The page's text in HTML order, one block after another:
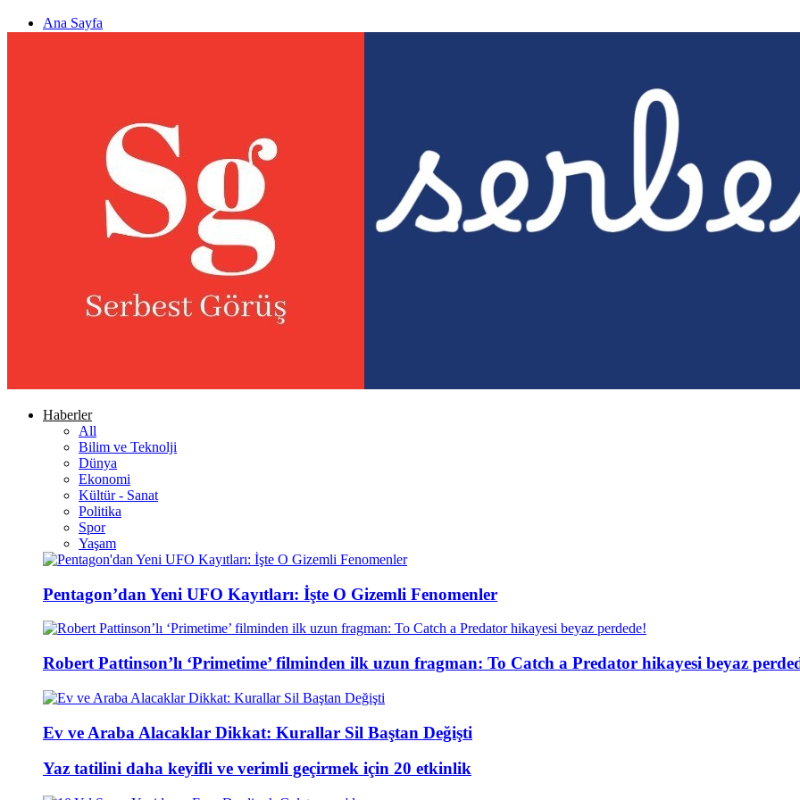
Ana Sayfa
Haberler
All
Bilim ve Teknolji
Dünya
Ekonomi
Kültür - Sanat
Politika
Spor
Yaşam
Pentagon’dan Yeni UFO Kayıtları: İşte O Gizemli Fenomenler
Robert Pattinson’lı ‘Primetime’ filminden ilk uzun fragman: To Catch a Predator hikayesi beyaz
Ev ve Araba Alacaklar Dikkat: Kurallar Sil Baştan Değişti
Yaz tatilini daha keyifli ve verimli geçirmek için 20 etkinlik